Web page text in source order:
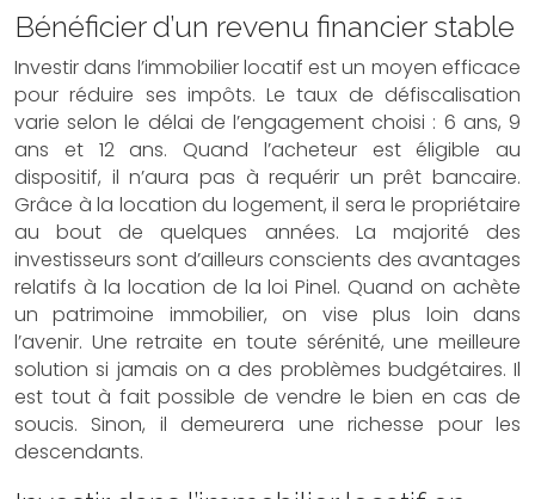
Bénéficier d’un revenu financier stable
Investir dans l’immobilier locatif est un moyen efficace
pour réduire ses impôts. Le taux de défiscalisation
varie selon le délai de l’engagement choisi : 6 ans, 9
ans et 12 ans. Quand l’acheteur est éligible au
dispositif, il n’aura pas à requérir un prêt bancaire.
Grâce à la location du logement, il sera le propriétaire
au bout de quelques années. La majorité des
investisseurs sont d’ailleurs conscients des avantages
relatifs à la location de la loi Pinel. Quand on achète
un patrimoine immobilier, on vise plus loin dans
l’avenir. Une retraite en toute sérénité, une meilleure
solution si jamais on a des problèmes budgétaires. Il
est tout à fait possible de vendre le bien en cas de
soucis. Sinon, il demeurera une richesse pour les
descendants.